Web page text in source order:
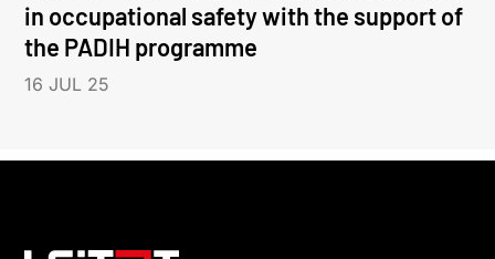
in occupational safety with the support of
the PADIH programme
16 JUL 25